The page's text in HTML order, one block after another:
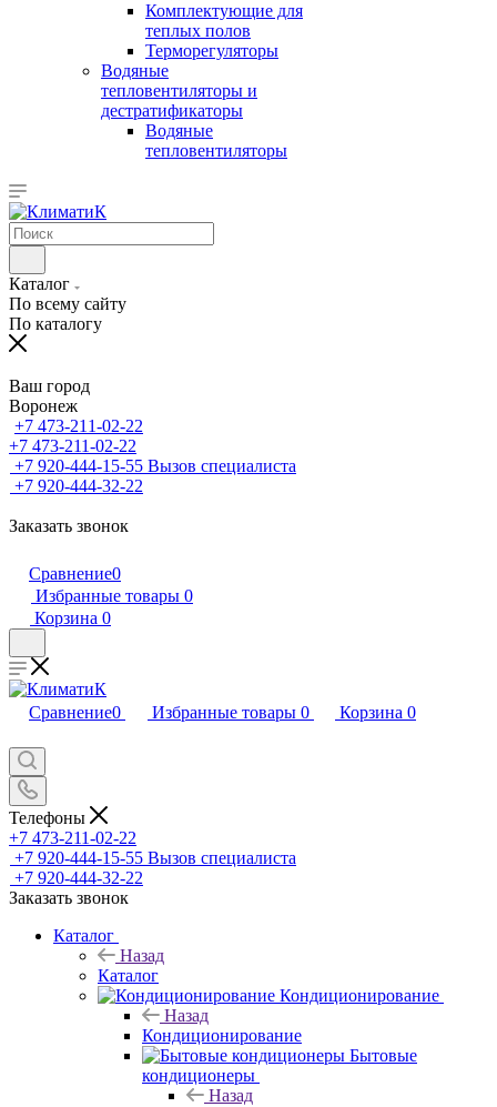
Комплектующие для
теплых полов
Терморегуляторы
Водяные
тепловентиляторы и
дестратификаторы
Водяные
тепловентиляторы
Каталог
По всему сайту
По каталогу
Ваш город
Воронеж
+7 473-211-02-22
+7 473-211-02-22
+7 920-444-15-55 Вызов специалиста
+7 920-444-32-22
Заказать звонок
Сравнение0
Избранные товары 0
Корзина 0
Сравнение0 Избранные товары 0 Корзина 0
Телефоны
+7 473-211-02-22
+7 920-444-15-55 Вызов специалиста
+7 920-444-32-22
Заказать звонок
Каталог
Назад
Каталог
Кондиционирование
Назад
Кондиционирование
Бытовые
кондиционеры
Назад